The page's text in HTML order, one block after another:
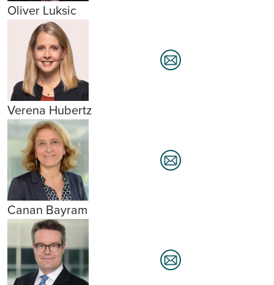
Oliver Luksic
Verena Hubertz
Canan Bayram